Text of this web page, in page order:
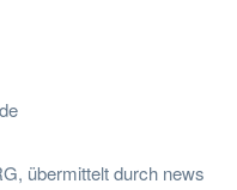
übermittelt durch news